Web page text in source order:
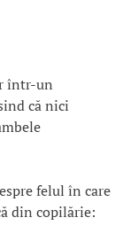
într-un
că nici
felul în care
din copilărie: